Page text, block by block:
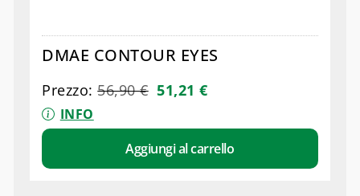
DMAE CONTOUR EYES
Prezzo:56,90€ 51,21€
INFO
Aggiungi al carrello